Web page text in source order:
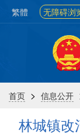
繁體 无障碍浏
首页 > 信息公开
林城镇改